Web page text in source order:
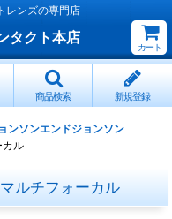
レンズの専門店
タクト本店
カート
商品検索 新規登録
ンソンエンドジョンソン
カル
ルチフォーカル